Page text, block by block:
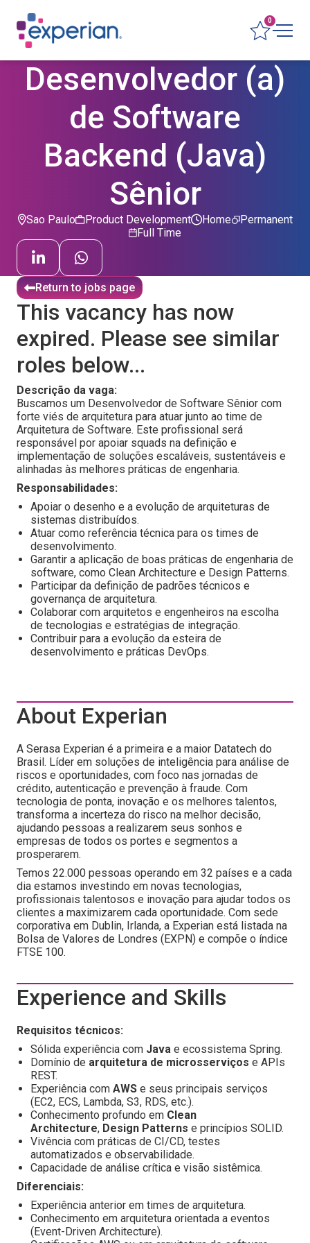
0
Desenvolvedor (a)
de Software
Backend (Java)
Sênior
Sao Paulo Product Development Permanent
Home
Full Time
Return to jobs page
This vacancy has now
expired. Please see similar
roles below...
Descrição da vaga:
Buscamos um Desenvolvedor de Software Sênior com
forte viés de arquitetura para atuar junto ao time de
Arquitetura de Software. Este profissional será
responsável por apoiar squads na definição e
implementação de soluções escaláveis, sustentáveis e
alinhadas às melhores práticas de engenharia.
Responsabilidades:
Apoiar o desenho e a evolução de arquiteturas de
sistemas distribuídos.
Atuar como referência técnica para os times de
desenvolvimento.
Garantir a aplicação de boas práticas de engenharia de
software, como Clean Architecture e Design Patterns.
Participar da definição de padrões técnicos e
governança de arquitetura.
Colaborar com arquitetos e engenheiros na escolha
de tecnologias e estratégias de integração.
Contribuir para a evolução da esteira de
desenvolvimento e práticas DevOps.
About Experian
A Serasa Experian é a primeira e a maior Datatech do
Brasil. Líder em soluções de inteligência para análise de
riscos e oportunidades, com foco nas jornadas de
crédito, autenticação e prevenção à fraude. Com
tecnologia de ponta, inovação e os melhores talentos,
transforma a incerteza do risco na melhor decisão,
ajudando pessoas a realizarem seus sonhos e
empresas de todos os portes e segmentos a
prosperarem.
Temos 22.000 pessoas operando em 32 países e a cada
dia estamos investindo em novas tecnologias,
profissionais talentosos e inovação para ajudar todos os
clientes a maximizarem cada oportunidade. Com sede
corporativa em Dublin, Irlanda, a Experian está listada na
Bolsa de Valores de Londres (EXPN) e compõe o índice
FTSE 100.
Experience and Skills
Requisitos técnicos:
Sólida experiência com Java e ecossistema Spring.
Domínio de arquitetura de microsserviços e APIs
REST.
Experiência com AWS e seus principais serviços
(EC2, ECS, Lambda, S3, RDS, etc.).
Conhecimento profundo em Clean
Architecture, Design Patterns e princípios SOLID.
Vivência com práticas de CI/CD, testes
automatizados e observabilidade.
Capacidade de análise crítica e visão sistêmica.
Diferenciais:
Experiência anterior em times de arquitetura.
Conhecimento em arquitetura orientada a eventos
(Event-Driven Architecture).